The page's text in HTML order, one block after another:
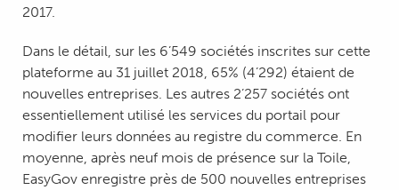
2017.
Dans le détail, sur les 6’549 sociétés inscrites sur cette
plateforme au 31 juillet 2018, 65% (4’292) étaient de
nouvelles entreprises. Les autres 2’257 sociétés ont
essentiellement utilisé les services du portail pour
modifier leurs données au registre du commerce. En
moyenne, après neuf mois de présence sur la Toile,
EasyGov enregistre près de 500 nouvelles entreprises